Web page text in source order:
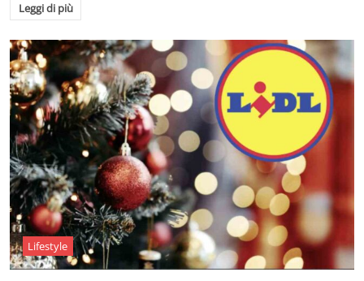
Leggi di più
Lifestyle